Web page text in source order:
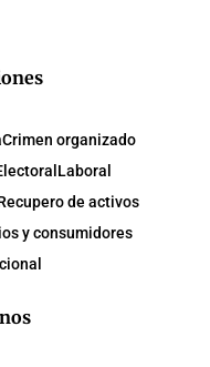
Crimen organizado
Laboral
de activos
y consumidores